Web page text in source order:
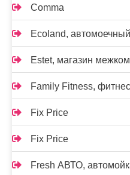
Comma
Ecoland,
Estet, магазин
Family Fitness,
Fix Price
Fix Price
Fresh АВТО,